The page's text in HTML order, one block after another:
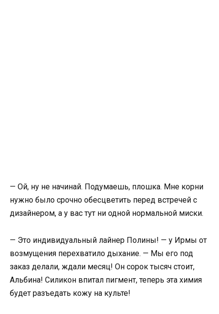
— Ой, ну не начинай. Подумаешь, плошка. Мне корни
нужно было срочно обесцветить перед встречей с
дизайнером, а у вас тут ни одной нормальной миски.
— Это индивидуальный лайнер Полины! — у Ирмы от
возмущения перехватило дыхание. — Мы его под
заказ делали, ждали месяц! Он сорок тысяч стоит,
Альбина! Силикон впитал пигмент, теперь эта химия
будет разъедать кожу на культе!